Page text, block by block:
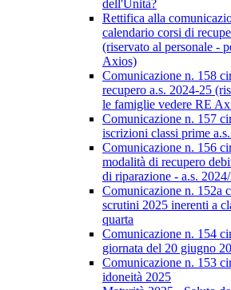
dell'Unità?
Rettifica alla
calendario corsi di
(riservato al personale -
Axios)
Comunicazione n. 158
recupero a.s. 2024-25
le famiglie vedere RE
Comunicazione n. 157
iscrizioni classi prime
Comunicazione n. 156
modalità di recupero
di riparazione - a.s.
Comunicazione n. 152a
scrutini 2025 inerenti a
quarta
Comunicazione n. 154
giornata del 20 giugno
Comunicazione n. 153
idoneità 2025